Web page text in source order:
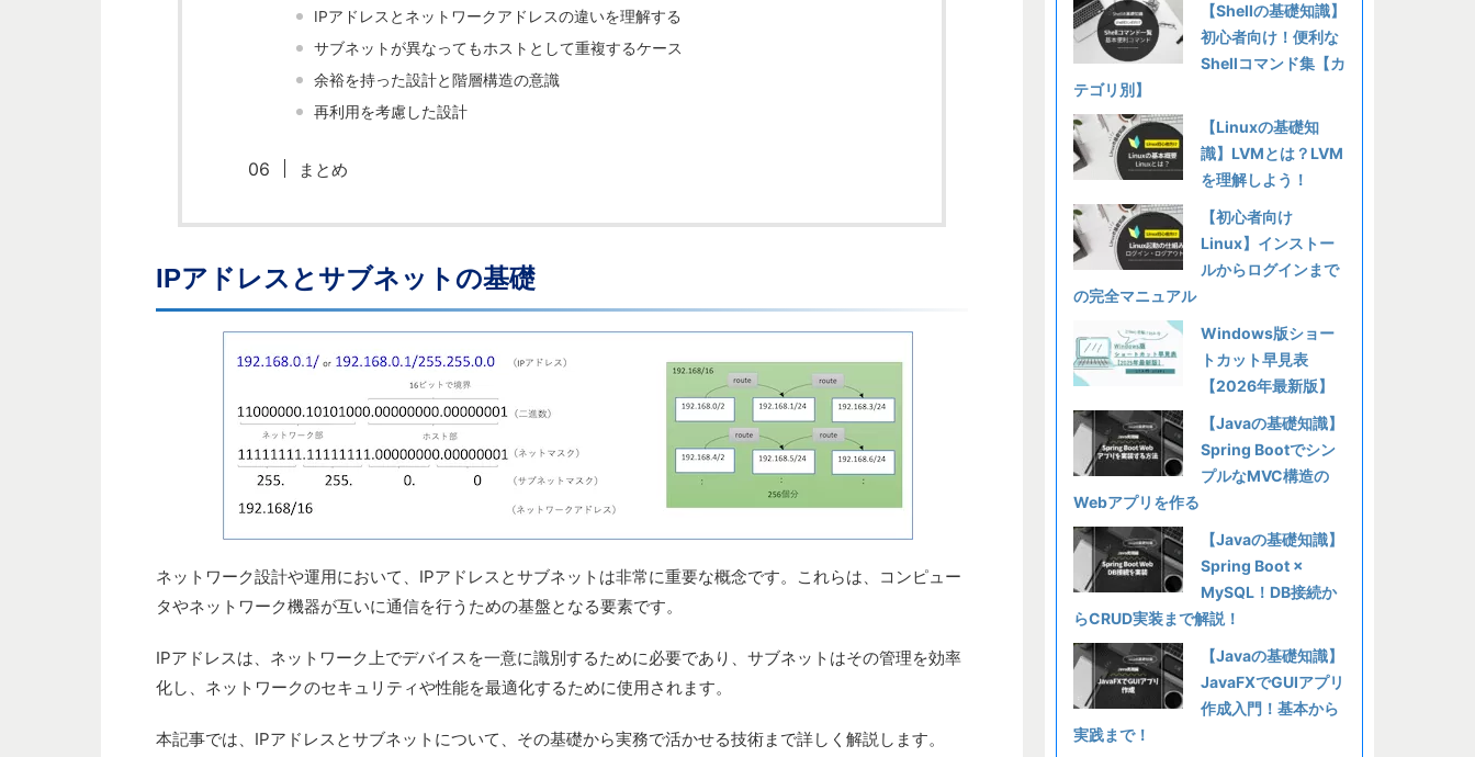
IPアドレスとネットワークアドレスの違いを理解する
サブネットが異なってもホストとして重複するケース
余裕を持った設計と階層構造の意識
再利用を考慮した設計
まとめ
IPアドレスとサブネットの基礎
ネットワーク設計や運用において、IPアドレスとサブネットは非常に重要な概念です。これらは、コンピュー
タやネットワーク機器が互いに通信を行うための基盤となる要素です。
IPアドレスは、ネットワーク上でデバイスを一意に識別するために必要であり、サブネットはその管理を効率
化し、ネットワークのセキュリティや性能を最適化するために使用されます。
本記事では、IPアドレスとサブネットについて、その基礎から実務で活かせる技術まで詳しく解説します。
【Shellの基礎知識】
初心者向け！便利な
Shellコマンド集【カ
テゴリ別】
【Linuxの基礎知
識】LVMとは？LVM
を理解しよう！
【初心者向け
Linux】インストー
ルからログインまで
の完全マニュアル
Windows版ショー
トカット早見表
【2026年最新版】
【Javaの基礎知識】
Spring Bootでシン
プルなMVC構造の
Webアプリを作る
【Javaの基礎知識】
Spring Boot ×
MySQL！DB接続か
らCRUD実装まで解説！
【Javaの基礎知識】
JavaFXでGUIアプリ
作成入門！基本から
実践まで！